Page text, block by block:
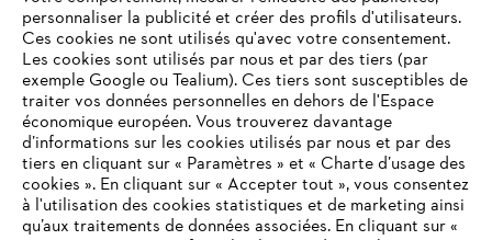
L'Entreprise
Questions / Réponses
Service
personnaliser la publicité et créer des profils d'utilisateurs.
Ces cookies ne sont utilisés qu'avec votre consentement.
Les cookies sont utilisés par nous et par des tiers (par
exemple Google ou Tealium). Ces tiers sont susceptibles de
traiter vos données personnelles en dehors de l'Espace
économique européen. Vous trouverez davantage
d’informations sur les cookies utilisés par nous et par des
tiers en cliquant sur « Paramètres » et « Charte d’usage des
cookies ». En cliquant sur « Accepter tout », vous consentez
à l'utilisation des cookies statistiques et de marketing ainsi
qu’aux traitements de données associées. En cliquant sur «